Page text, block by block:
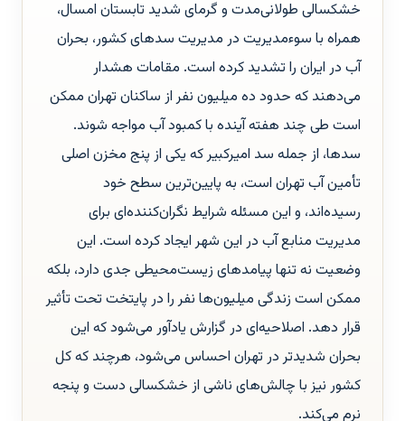
خشکسالی طولانی‌مدت و گرمای شدید تابستان امسال،
همراه با سوءمدیریت در مدیریت سدهای کشور، بحران
آب در ایران را تشدید کرده است. مقامات هشدار
می‌دهند که حدود ده میلیون نفر از ساکنان تهران ممکن
است طی چند هفته آینده با کمبود آب مواجه شوند.
سدها، از جمله سد امیرکبیر که یکی از پنج مخزن اصلی
تأمین آب تهران است، به پایین‌ترین سطح خود
رسیده‌اند، و این مسئله شرایط نگران‌کننده‌ای برای
مدیریت منابع آب در این شهر ایجاد کرده است. این
وضعیت نه تنها پیامدهای زیست‌محیطی جدی دارد، بلکه
ممکن است زندگی میلیون‌ها نفر را در پایتخت تحت تأثیر
قرار دهد. اصلاحیه‌ای در گزارش یادآور می‌شود که این
بحران شدیدتر در تهران احساس می‌شود، هرچند که کل
کشور نیز با چالش‌های ناشی از خشکسالی دست و پنجه
نرم می‌کند.